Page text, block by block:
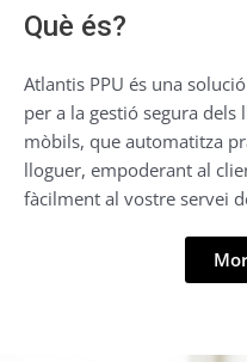
Què és?
Atlantis PPU és una
per a la gestió segura dels
mòbils, que automatitza
lloguer, empoderant al
fàcilment al vostre servei